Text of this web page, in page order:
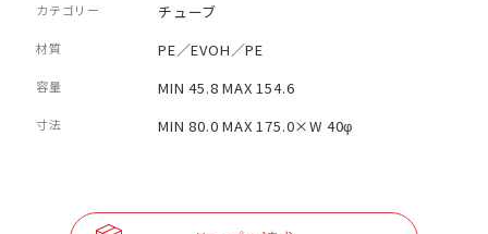
カテゴリー チューブ
材質 PE／EVOH／PE
容量 MIN 45.8 MAX 154.6
寸法 MIN 80.0 MAX 175.0×W 40φ